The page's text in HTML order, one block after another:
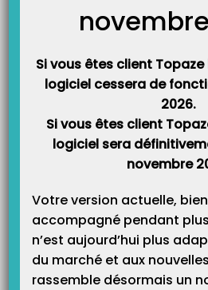
Catégories
Si vous êtes client
logiciel cessera de
2026.
Si vous êtes client
logiciel sera
novembre
Votre version actuelle,
accompagné pendant
n’est aujourd’hui plus
du marché et aux
rassemble désormais un